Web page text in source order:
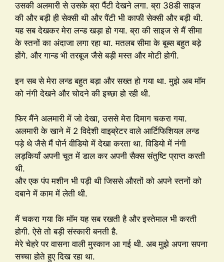
उसकी अलमारी से उसके ब्रा पैंटी देखने लगा. ब्रा 38डी साइज
की और बड़ी ही सेक्सी थी और पैंटी भी काफी सेक्सी और बड़ी थी.
यह सब देखकर मेरा लन्ड खड़ा हो गया. ब्रा की साइज से मैं सीमा
के स्तनों का अंदाजा लगा रहा था. मतलब सीमा के बूब्स बहुत बड़े
होंगे. और गान्ड भी तरबूज जैसे बड़ी मस्त और मोटी होगी.
इन सब से मेरा लन्ड बहुत बड़ा और सख्त हो गया था. मुझे अब मॉम
को नंगी देखने और चोदने की इच्छा हो रही थी.
फिर मैंने अलमारी में जो देखा, उससे मेरा दिमाग चकरा गया.
अलमारी के खाने में 2 विदेशी वाइब्रेटर वाले आर्टिफिशियल लन्ड
पड़े थे जैसे मैं पोर्न वीडियो में देखा करता था. विडियो में नंगी
लड़कियाँ अपनी चूत में डाल कर अपनी सैक्स संतुष्टि प्राप्त करती
थी.
और एक पंप मशीन भी पड़ी थी जिससे औरतों को अपने स्तनों को
दबाने में काम में लेती थी.
मैं चकरा गया कि मॉम यह सब रखती है और इस्तेमाल भी करती
होगी. ऐसे तो बड़ी संस्कारी बनती है.
मेरे चेहरे पर वासना वाली मुस्कान आ गई थी. अब मुझे अपना सपना
सच्चा होते हुए दिख रहा था.